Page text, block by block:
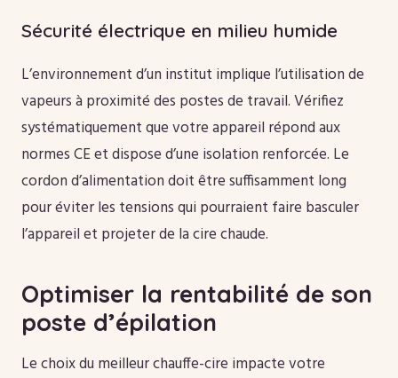
Sécurité électrique en milieu humide
L’environnement d’un institut implique l’utilisation de
vapeurs à proximité des postes de travail. Vérifiez
systématiquement que votre appareil répond aux
normes CE et dispose d’une isolation renforcée. Le
cordon d’alimentation doit être suffisamment long
pour éviter les tensions qui pourraient faire basculer
l’appareil et projeter de la cire chaude.
Optimiser la rentabilité de son
poste d’épilation
Le choix du meilleur chauffe-cire impacte votre